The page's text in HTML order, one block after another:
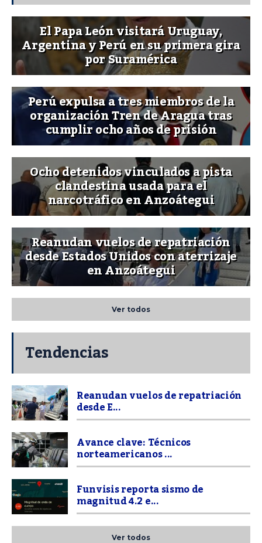
El Papa León visitará Uruguay,
Argentina y Perú en su primera gira
por Suramérica
Perú expulsa a tres miembros de la
organización Tren de Aragua tras
cumplir ocho años de prisión
Ocho detenidos vinculados a pista
clandestina usada para el
narcotráfico en Anzoátegui
Reanudan vuelos de repatriación
desde Estados Unidos con aterrizaje
en Anzoátegui
Ver todos
Tendencias
Reanudan vuelos de repatriación
desde E...
Avance clave: Técnicos
norteamericanos ...
Funvisis reporta sismo de
magnitud 4.2 e...
Ver todos